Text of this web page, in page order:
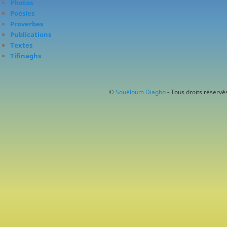
Photos
Poésies
Proverbes
Publications
Textes
Tifinaghs
© Souéloum Diagho- Tous droits